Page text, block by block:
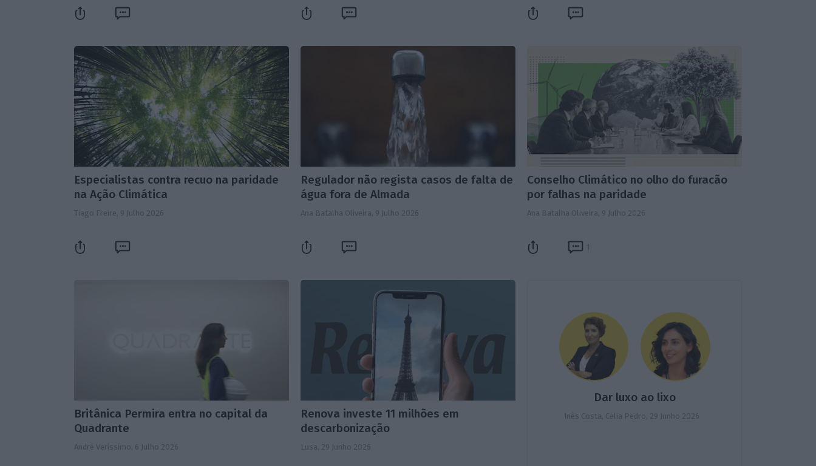
Especialistas contra recuo na paridade
na Ação Climática
Tiago Freire, 9 Julho 2026
Regulador não regista casos de falta de
água fora de Almada
Ana Batalha Oliveira, 9 Julho 2026
Conselho Climático no olho do furacão
por falhas na paridade
Ana Batalha Oliveira, 9 Julho 2026
1
Britânica Permira entra no capital da
Quadrante
André Veríssimo, 6 Julho 2026
Renova investe 11 milhões em
descarbonização
Lusa, 29 Junho 2026
Dar luxo ao lixo
Inês Costa, Célia Pedro, 29 Junho 2026